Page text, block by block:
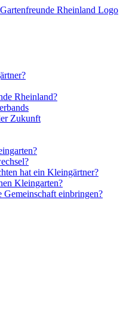
Rheinland?
Zukunft
hat ein Kleingärtner?
Kleingarten?
einbringen?